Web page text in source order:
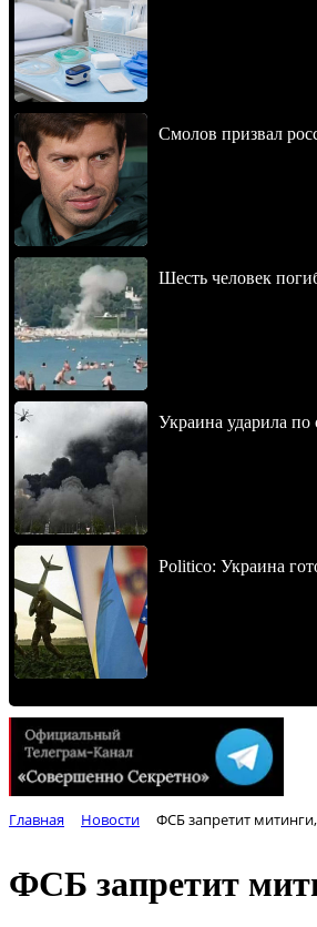
Смолов призвал
Шесть человек
Украина ударила по
Politico: Украина
Главная Новости ФСБ запретит
ФСБ запретит